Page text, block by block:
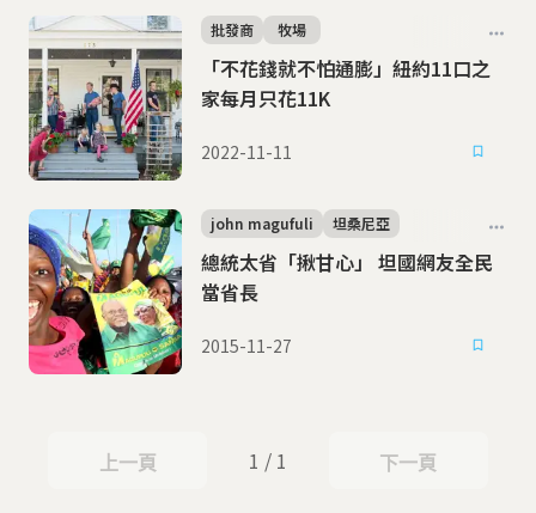
「不花錢就不怕通膨」紐約11口之
家每月只花11K
批發商 牧場
2022-11-11
總統太省「揪甘心」 坦國網友全民
當省長
john magufuli 坦桑尼亞
2015-11-27
上一頁
上一頁 1 / 1 下一頁
下一頁